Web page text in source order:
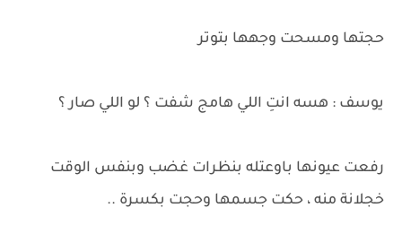
حجتها ومسحت وجهها بتوتر
يوسف : هسه انتِ اللي هامج شفت ؟ لو اللي صار ؟
رفعت عيونها باوعتله بنظرات غضب وبنفس الوقت
خجلانة منه ، حكت جسمها وحجت بكسرة ..